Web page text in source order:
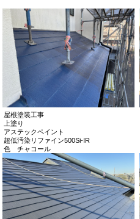
屋根塗装工事
上塗り
アステックペイント
超低汚染リファイン500Si-IR
色 チャコール